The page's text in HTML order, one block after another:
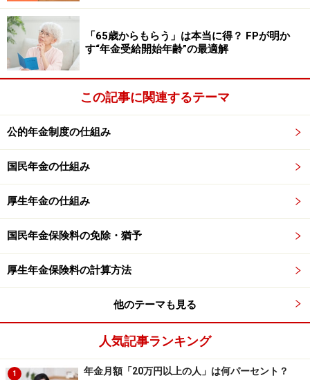
ステップ1：年金収入から110万円の公的年金等控除を差
し引きます
夫：240万円（夫の厚生年金の年額）－110万円（公的年
金等控除額）＝130万円……（1）
妻：79万円（妻の老齢基礎年金の年額）－110万円（公
的年金等控除額）≦0円⇒税金はかかりません
妻は、老齢基礎年金だけしかもらえません。年金収入か
ら公的年金等控除額を引くと受給する年金額が110万円
す。
ステップ2：課税所得を計算します
ステップ1で計算した夫の（1）から、基礎控除（48万
130万円－（48万円＋38万円）＝44万円……（2）
復興特別所得税率（2.1％）をかけます
「65歳からもらう」は本当に得？ FPが明か
す“年金受給開始年齢”の最適解
この記事に関連するテーマ
公的年金制度の仕組み
国民年金の仕組み
厚生年金の仕組み
国民年金保険料の免除・猶予
厚生年金保険料の計算方法
他のテーマも見る
人気記事ランキング
1 年金月額「20万円以上の人」は何パーセント？